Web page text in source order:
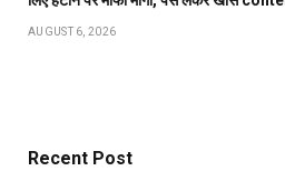
AUGUST 6, 2026
Recent Post